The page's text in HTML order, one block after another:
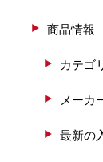
商品情報
カテゴ
メーカ
最新の